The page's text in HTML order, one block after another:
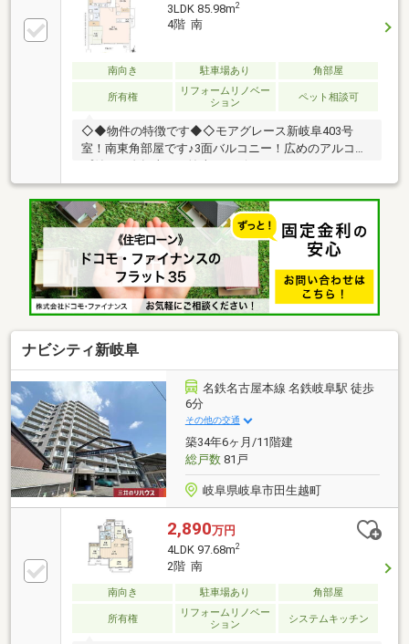
3LDK 85.98m2
4階 南
南向き 駐車場あり 角部屋
所有権
リフォームリノベー
ション
ペット相談可
◇◆物件の特徴です◆◇モアグレース新岐阜403号
室！南東角部屋です♪3面バルコニー！広めのアルコー
キッチンに食器洗浄乾燥機、勝手口もあります♪勝手
口から出たバルコニーはごみ置き場に最適！南側バル
コニーにスロップシンク付いてます！靴など洗面所で
は洗いたくない汚れ物を洗うのに最適です♪リビング
はゆとりの22.1帖！日当り良好です♪敷地内平面駐車場
継承可能！月額11 000です♪ペット飼育可能なマンショ
ンです♪犬、猫2匹まで可能です♪駅までのアクセス良
好！名鉄新岐阜駅まで徒歩5分！JR岐阜駅まで徒歩9分
ナビシティ新岐阜
名鉄名古屋本線 名鉄岐阜駅 徒歩
6分
その他の交通
築34年6ヶ月/11階建
総戸数81戸
岐阜県岐阜市田生越町
2,890万円
4LDK 97.68m2
2階 南
南向き 駐車場あり 角部屋
所有権
リフォームリノベー
ション
システムキッチン